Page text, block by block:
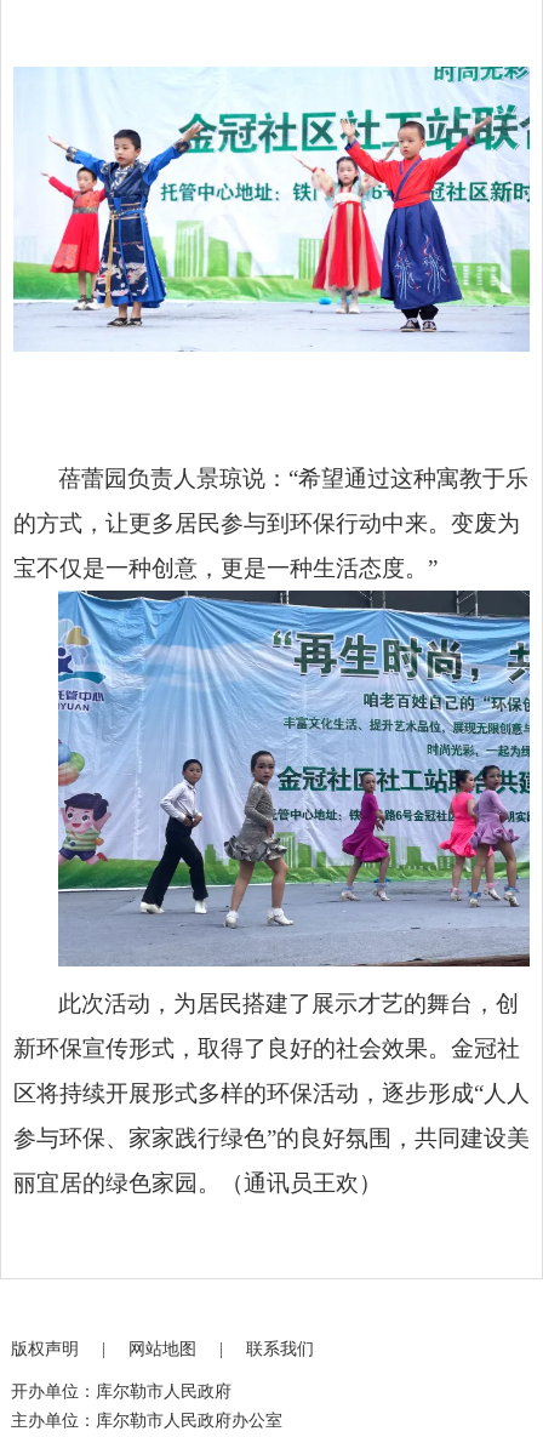
蓓蕾园负责人景琼说：“希望通过这种寓教于乐
的方式，让更多居民参与到环保行动中来。变废为
宝不仅是一种创意，更是一种生活态度。”
此次活动，为居民搭建了展示才艺的舞台，创
新环保宣传形式，取得了良好的社会效果。金冠社
区将持续开展形式多样的环保活动，逐步形成“人人
参与环保、家家践行绿色”的良好氛围，共同建设美
丽宜居的绿色家园。（通讯员王欢）
版权声明 | 网站地图 | 联系我们
开办单位：库尔勒市人民政府
主办单位：库尔勒市人民政府办公室